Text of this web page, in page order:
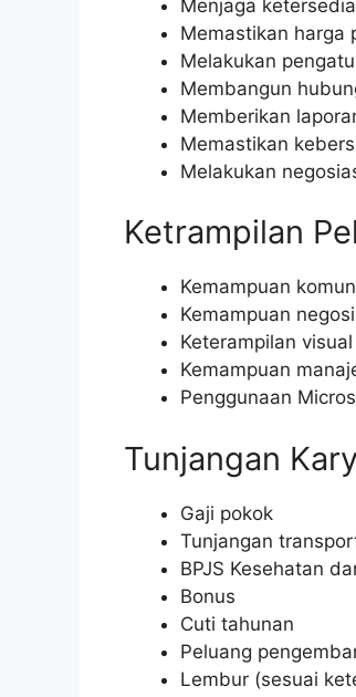
Menjaga
Memastikan harga
Melakukan
Membangun
Memberikan
Memastikan
Melakukan
Ketrampilan
Kemampuan
Kemampuan
Keterampilan
Kemampuan
Penggunaan
Tunjangan
Gaji pokok
Tunjangan
BPJS Kesehatan
Bonus
Cuti tahunan
Peluang
Lembur (sesuai